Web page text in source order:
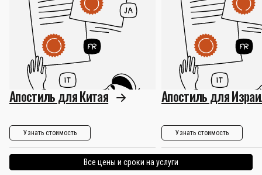
Апостиль для Китая
Узнать стоимость
Апостиль для
Узнать стоимость
Все цены и сроки на услуги